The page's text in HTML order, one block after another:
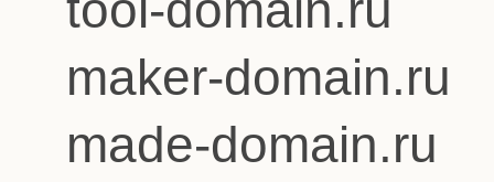
maker-domain.ru
made-domain.ru